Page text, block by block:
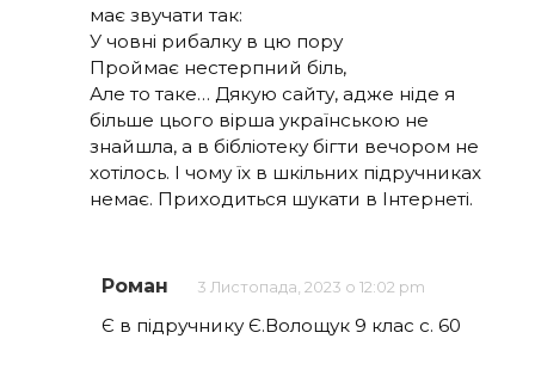
має звучати так:
У човні рибалку в цю пору
Проймає нестерпний біль,
Але то таке… Дякую сайту, адже ніде я
більше цього вірша українською не
знайшла, а в бібліотеку бігти вечором не
хотілось. І чому їх в шкільних підручниках
немає. Приходиться шукати в Інтернеті.
Роман 3 Листопада, 2023 о 12:02 pm
Є в підручнику Є.Волощук 9 клас с. 60